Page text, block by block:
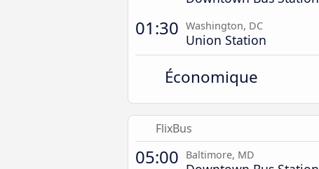
01:30 Washington, DC
Union Station
Économique
FlixBus
05:00 Baltimore, MD